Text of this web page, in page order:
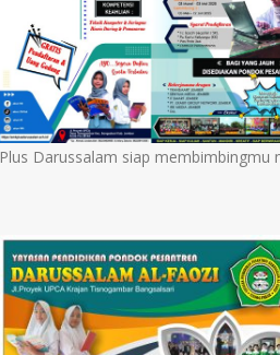
Plus Darussalam siap membimbingmu